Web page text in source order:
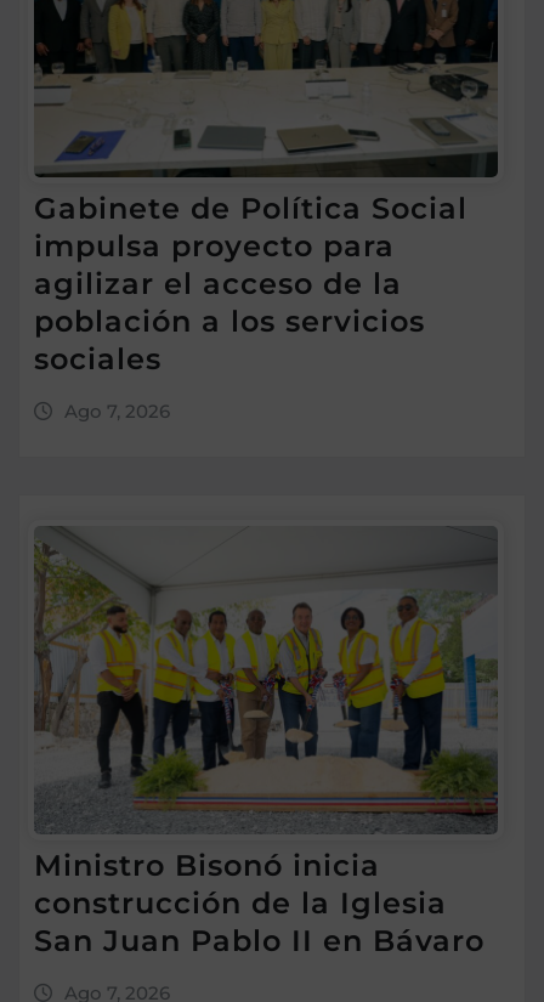
Gabinete de Política Social
impulsa proyecto para
agilizar el acceso de la
población a los servicios
sociales
Ago 7, 2026
Ministro Bisonó inicia
construcción de la Iglesia
San Juan Pablo II en Bávaro
Ago 7, 2026